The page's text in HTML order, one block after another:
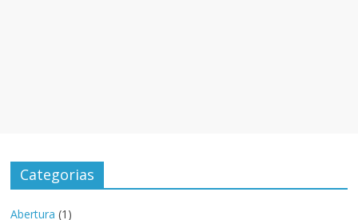
Categorias
Abertura (1)